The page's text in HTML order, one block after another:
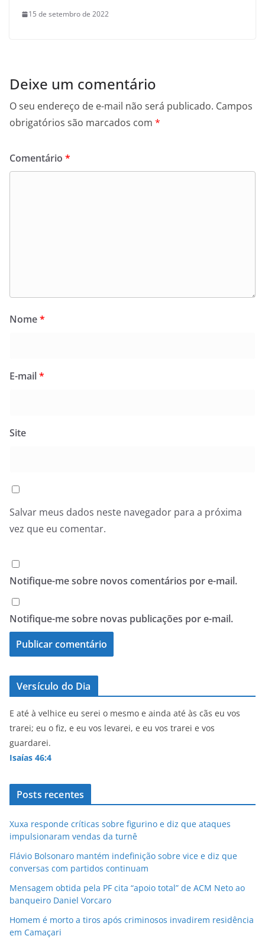
15 de setembro de 2022
Deixe um comentário
O seu endereço de e-mail não será publicado. Campos
obrigatórios são marcados com *
Comentário *
Nome*
E-mail*
Site
Salvar meus dados neste navegador para a próxima
vez que eu comentar.
Notifique-me sobre novos comentários por e-mail.
Notifique-me sobre novas publicações por e-mail.
Versículo do Dia
E até à velhice eu serei o mesmo e ainda até às cãs eu vos
trarei; eu o fiz, e eu vos levarei, e eu vos trarei e vos
guardarei.
Isaías 46:4
Posts recentes
Xuxa responde críticas sobre figurino e diz que ataques
impulsionaram vendas da turnê
Flávio Bolsonaro mantém indefinição sobre vice e diz que
conversas com partidos continuam
Mensagem obtida pela PF cita “apoio total” de ACM Neto ao
banqueiro Daniel Vorcaro
Homem é morto a tiros após criminosos invadirem residência
em Camaçari